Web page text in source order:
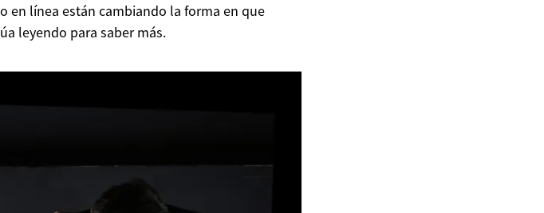
en línea están cambiando la forma en que
leyendo para saber más.